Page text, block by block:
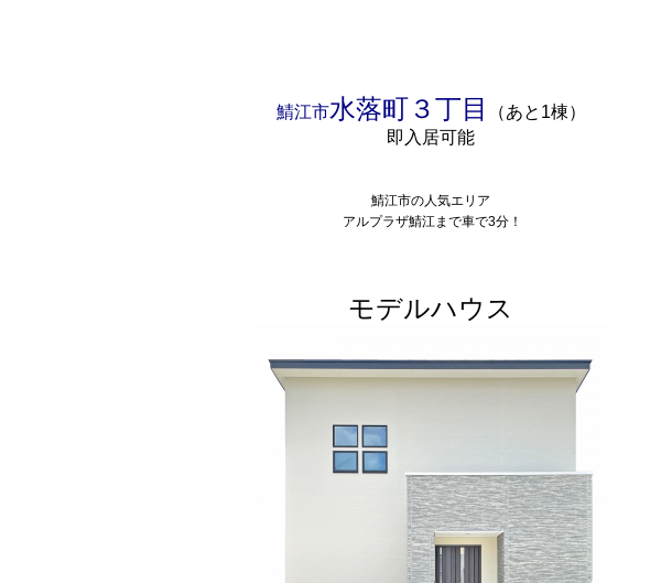
鯖江市水落町３丁目
（あと1棟）
即入居可能
鯖江市の人気エリア
アルプラザ鯖江まで車で3分！
モデルハウス